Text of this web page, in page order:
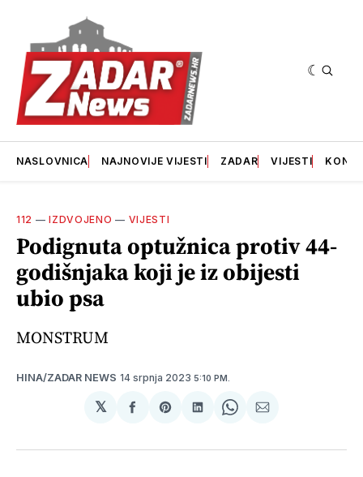
NASLOVNICA NAJNOVIJE VIJESTI ZADAR VIJESTI
112 —IZDVOJENO — VIJESTI
Podignuta optužnica protiv 44-
godišnjaka koji je iz obijesti
ubio psa
MONSTRUM
HINA/ZADAR NEWS 14 srpnja 2023 5:10 PM.
𝕏
podijeliSharepodijeliSharepodijeli